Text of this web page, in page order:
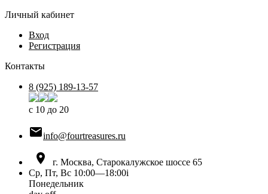
Личный кабинет
Вход
Регистрация
Контакты
8 (925) 189-13-57
с 10 до 20
info@fourtreasures.ru

г. Москва, Старокалужское шоссе 65
Ср, Пт, Вс 10:00—18:00i
Понедельник